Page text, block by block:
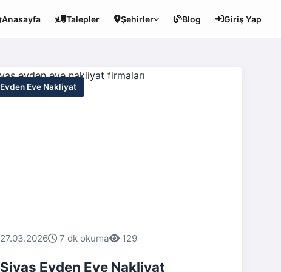
Anasayfa Talepler Şehirler Blog Giriş Yap
Evden Eve Nakliyat
27.03.2026 7 dk okuma 129
Sivas Evden Eve Nakliyat